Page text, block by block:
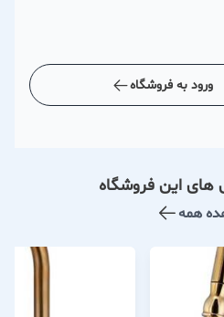
ورود به فروشگاه
های این فروشگاه
همه